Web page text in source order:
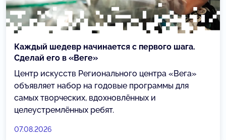
Каждый шедевр начинается с первого шага.
Сделай его в «Веге»
Центр искусств Регионального центра «Вега»
объявляет набор на годовые программы для
самых творческих, вдохновлённых и
целеустремлённых ребят.
07.08.2026